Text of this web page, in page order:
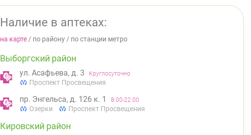
Наличие в аптеках:
на карте / по району / по станции метро
Выборгский район
ул. Асафьева, д. 3 Круглосуточно
Проспект Просвещения
пр. Энгельса, д. 126 к. 1 8:00-22:00
Озерки Проспект Просвещения
Кировский район